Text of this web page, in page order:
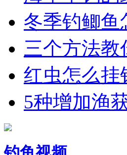
冬季钓鲫鱼
三个方法
红虫怎么挂
5种增加渔